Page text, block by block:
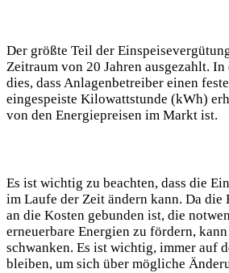
Der größte Teil der
Zeitraum von 20 Jahren ausgezahlt. In
dies, dass Anlagenbetreiber einen
eingespeiste Kilowattstunde (kWh)
von den Energiepreisen im Markt ist.
Es ist wichtig zu beachten, dass die
im Laufe der Zeit ändern kann. Da die
an die Kosten gebunden ist, die
erneuerbare Energien zu fördern,
schwanken. Es ist wichtig, immer auf
bleiben, um sich über mögliche